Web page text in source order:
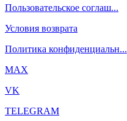
Пользовательское соглаш...
Условия возврата
Политика конфиденциальн...
MAX
VK
TELEGRAM